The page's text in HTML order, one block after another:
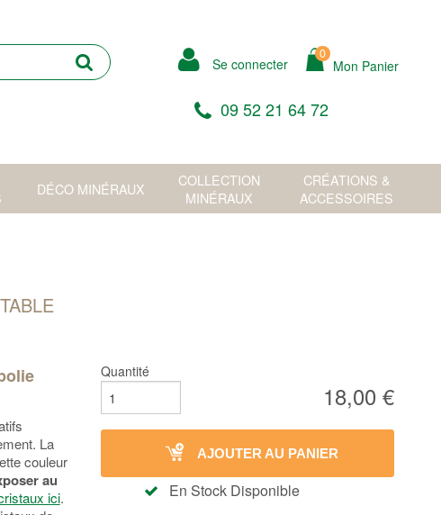
0
Mon Panier
Se connecter
09 52 21 64 72
DÉCO MINÉRAUX
COLLECTION
MINÉRAUX
CRÉATIONS &
ACCESSOIRES
Quantité
18,00 €
AJOUTER AU PANIER
En Stock Disponible
La
couleur
au
ici.